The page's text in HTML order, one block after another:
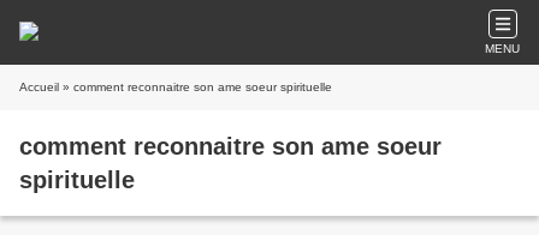
MENU
Accueil » comment reconnaitre son ame soeur spirituelle
comment reconnaitre son ame soeur
spirituelle